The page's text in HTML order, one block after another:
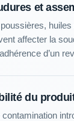
et
huiles
affecter la
d’un
du
contamination